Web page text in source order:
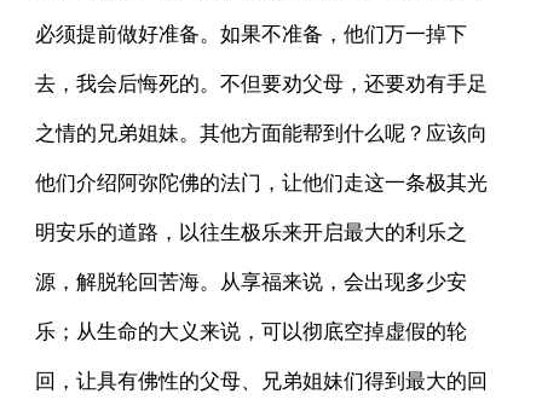
必须提前做好准备。如果不准备，他们万一掉下
去，我会后悔死的。不但要劝父母，还要劝有手足
之情的兄弟姐妹。其他方面能帮到什么呢？应该向
他们介绍阿弥陀佛的法门，让他们走这一条极其光
明安乐的道路，以往生极乐来开启最大的利乐之
源，解脱轮回苦海。从享福来说，会出现多少安
乐；从生命的大义来说，可以彻底空掉虚假的轮
回，让具有佛性的父母、兄弟姐妹们得到最大的回